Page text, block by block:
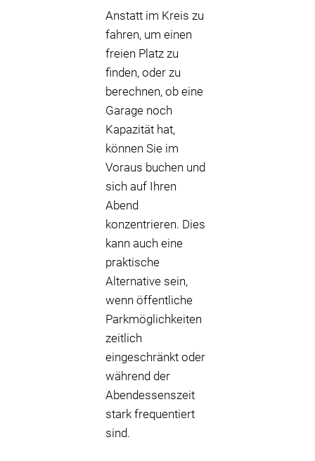
Anstatt im Kreis zu
fahren, um einen
freien Platz zu
finden, oder zu
berechnen, ob eine
Garage noch
Kapazität hat,
können Sie im
Voraus buchen und
sich auf Ihren
Abend
konzentrieren. Dies
kann auch eine
praktische
Alternative sein,
wenn öffentliche
Parkmöglichkeiten
zeitlich
eingeschränkt oder
während der
Abendessenszeit
stark frequentiert
sind.